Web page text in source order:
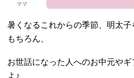
ママ
暑くなるこれからの季節、明太
もちろん、
お世話になった人へのお中元や
よ♪